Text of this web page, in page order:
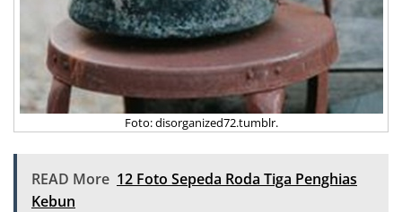
Foto: disorganized72.tumblr.
READ More 12 Foto Sepeda Roda Tiga Penghias
Kebun